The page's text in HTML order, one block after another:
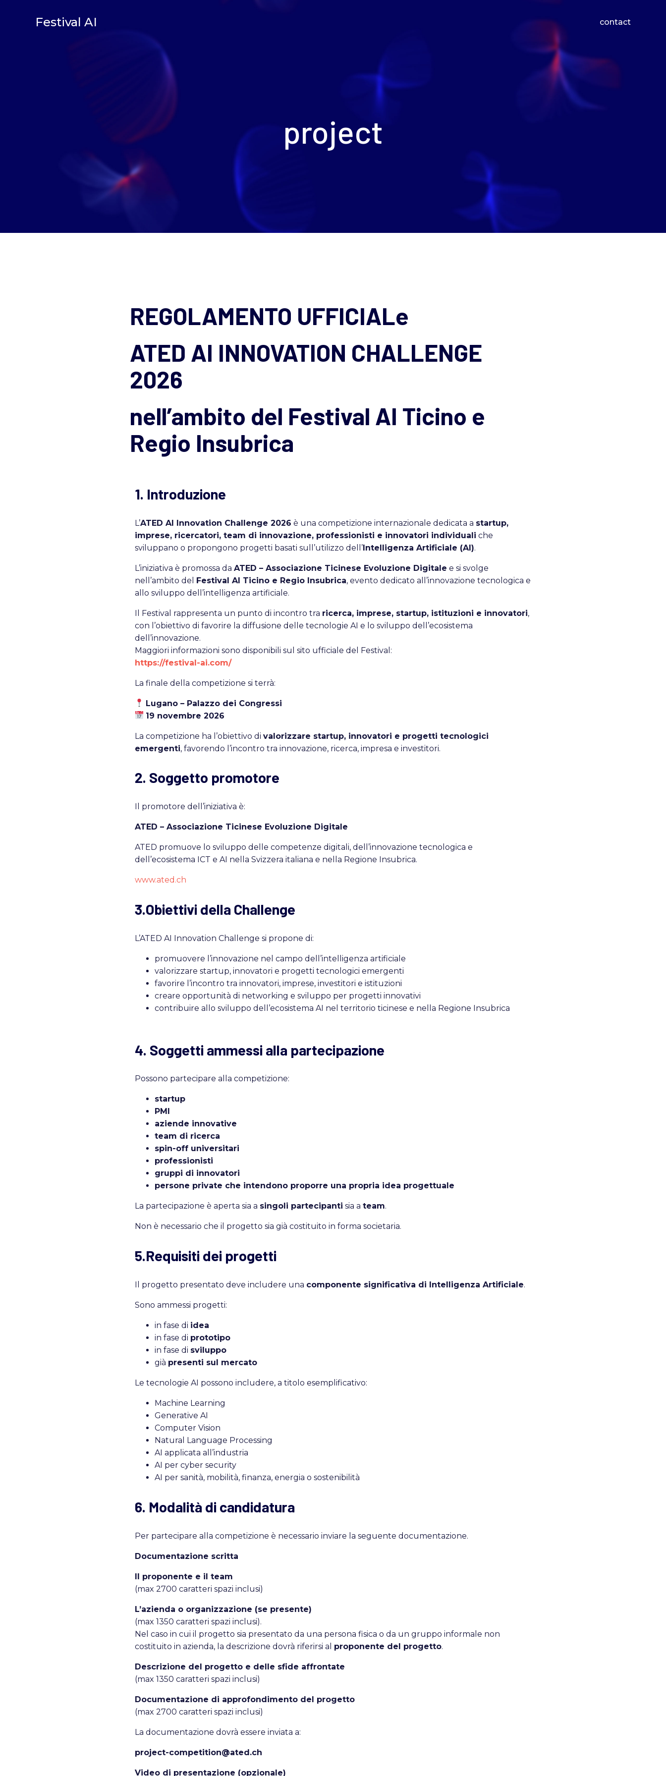
Festival AI contact
project
REGOLAMENTO UFFICIALe
ATED AI INNOVATION CHALLENGE
2026
nell’ambito del Festival AI Ticino e
Regio Insubrica
1. Introduzione
L’ATED AI Innovation Challenge 2026 è una competizione internazionale dedicata a startup,
imprese, ricercatori, team di innovazione, professionisti e innovatori individuali che
sviluppano o propongono progetti basati sull’utilizzo dell’Intelligenza Artificiale (AI).
L’iniziativa è promossa da ATED – Associazione Ticinese Evoluzione Digitale e si svolge
nell’ambito del Festival AI Ticino e Regio Insubrica, evento dedicato all’innovazione tecnologica e
allo sviluppo dell’intelligenza artificiale.
Il Festival rappresenta un punto di incontro tra ricerca, imprese, startup, istituzioni e innovatori,
con l’obiettivo di favorire la diffusione delle tecnologie AI e lo sviluppo dell’ecosistema
dell’innovazione.
Maggiori informazioni sono disponibili sul sito ufficiale del Festival:
https://festival-ai.com/
La finale della competizione si terrà:
Lugano – Palazzo dei Congressi
19 novembre 2026
La competizione ha l’obiettivo di valorizzare startup, innovatori e progetti tecnologici
emergenti, favorendo l’incontro tra innovazione, ricerca, impresa e investitori.
2. Soggetto promotore
Il promotore dell’iniziativa è:
ATED – Associazione Ticinese Evoluzione Digitale
ATED promuove lo sviluppo delle competenze digitali, dell’innovazione tecnologica e
dell’ecosistema ICT e AI nella Svizzera italiana e nella Regione Insubrica.
www.ated.ch
3.Obiettivi della Challenge
L’ATED AI Innovation Challenge si propone di:
promuovere l’innovazione nel campo dell’intelligenza artificiale
valorizzare startup, innovatori e progetti tecnologici emergenti
favorire l’incontro tra innovatori, imprese, investitori e istituzioni
creare opportunità di networking e sviluppo per progetti innovativi
contribuire allo sviluppo dell’ecosistema AI nel territorio ticinese e nella Regione Insubrica
4. Soggetti ammessi alla partecipazione
Possono partecipare alla competizione:
startup
PMI
aziende innovative
team di ricerca
spin-off universitari
professionisti
gruppi di innovatori
persone private che intendono proporre una propria idea progettuale
La partecipazione è aperta sia a singoli partecipanti sia a team.
Non è necessario che il progetto sia già costituito in forma societaria.
5.Requisiti dei progetti
Il progetto presentato deve includere una componente significativa di Intelligenza Artificiale.
Sono ammessi progetti:
in fase di idea
in fase di prototipo
in fase di sviluppo
già presenti sul mercato
Le tecnologie AI possono includere, a titolo esemplificativo:
Machine Learning
Generative AI
Computer Vision
Natural Language Processing
AI applicata all’industria
AI per cyber security
AI per sanità, mobilità, finanza, energia o sostenibilità
6. Modalità di candidatura
Per partecipare alla competizione è necessario inviare la seguente documentazione.
Documentazione scritta
Il proponente e il team
(max 2700 caratteri spazi inclusi)
L’azienda o organizzazione (se presente)
(max 1350 caratteri spazi inclusi).
Nel caso in cui il progetto sia presentato da una persona fisica o da un gruppo informale non
costituito in azienda, la descrizione dovrà riferirsi al proponente del progetto.
Descrizione del progetto e delle sfide affrontate
(max 1350 caratteri spazi inclusi)
Documentazione di approfondimento del progetto
(max 2700 caratteri spazi inclusi)
La documentazione dovrà essere inviata a:
project-competition@ated.ch
Video di presentazione (opzionale)